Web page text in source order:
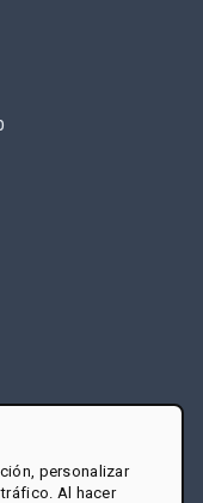
personalizar
Al hacer